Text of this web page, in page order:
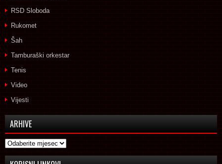
RSD Sloboda
Rukomet
Šah
Tamburaški orkestar
Tenis
Video
Vijesti
ARHIVE
Arhive